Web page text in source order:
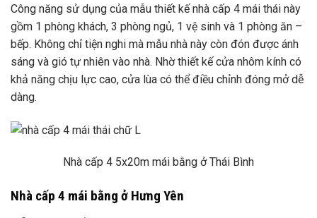
Công năng sử dụng của mẫu thiết kế nhà cấp 4 mái thái này
gồm 1 phòng khách, 3 phòng ngủ, 1 vệ sinh và 1 phòng ăn –
bếp. Không chỉ tiện nghi mà mẫu nhà này còn đón được ánh
sáng và gió tự nhiên vào nhà. Nhờ thiết kế cửa nhôm kính có
khả năng chịu lực cao, cửa lùa có thể điều chỉnh đóng mở dễ
dàng.
Nhà cấp 4 5x20m mái bằng ở Thái Bình
Nhà cấp 4 mái bằng ở Hưng Yên